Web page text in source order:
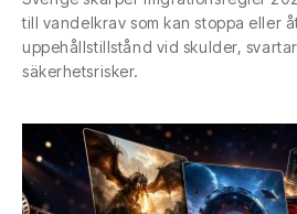
till vandelkrav som kan stoppa eller
uppehållstillstånd vid skulder,
säkerhetsrisker.